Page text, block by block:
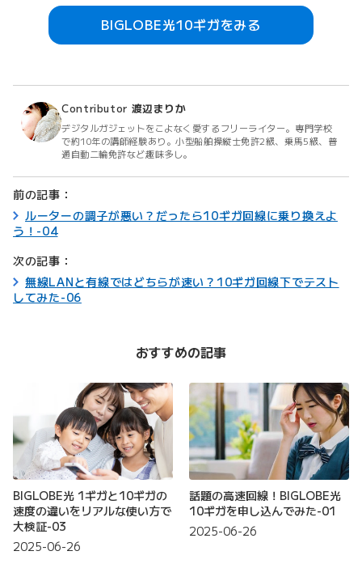
BIGLOBE光10ギガをみる
Contributor 渡辺まりか
デジタルガジェットをこよなく愛するフリーライター。専門学校
で約10年の講師経験あり。小型船舶操縦士免許2級、乗馬5級、普
通自動二輪免許など趣味多し。
前の記事：
ルーターの調子が悪い？だったら10ギガ回線に乗り換えよ
う！-04
次の記事：
無線LANと有線ではどちらが速い？10ギガ回線下でテスト
してみた-06
おすすめの記事
BIGLOBE光 1ギガと10ギガの
速度の違いをリアルな使い方で
大検証-03
2025-06-26
話題の高速回線！BIGLOBE光
10ギガを申し込んでみた-01
2025-06-26